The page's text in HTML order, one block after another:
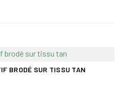
BRODÉ SUR TISSU TAN